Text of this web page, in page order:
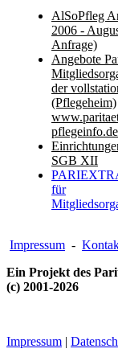
AlSoPfleg
2006 -
Anfrage)
Angebote
der
(Pflegeheim)
pflegeinfo.de
SGB XII
für
Impressum -
Ein Projekt des
(c) 2001-2026
Impressum |